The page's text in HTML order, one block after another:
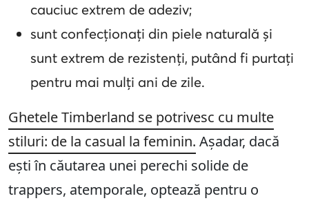
cauciuc extrem de adeziv;
sunt confecționați din piele naturală și
sunt extrem de rezistenți, putând fi purtați
pentru mai mulți ani de zile.
Ghetele Timberland se potrivesc cu multe
stiluri: de la casual la feminin. Așadar, dacă
ești în căutarea unei perechi solide de
trappers, atemporale, optează pentru o